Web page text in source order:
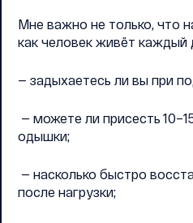
Мне важно не только, что
как человек живёт каждый
— задыхаетесь ли вы при
— можете ли присесть
одышки;
— насколько быстро
после нагрузки;